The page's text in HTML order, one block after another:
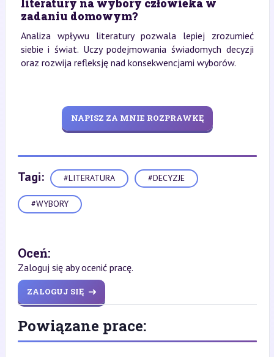
literatury na wybory człowieka w
zadaniu domowym?
Analiza wpływu literatury pozwala lepiej zrozumieć
siebie i świat. Uczy podejmowania świadomych decyzji
oraz rozwija refleksję nad konsekwencjami wyborów.
NAPISZ ZA MNIE ROZPRAWKĘ
Tagi: #LITERATURA #DECYZJE
#WYBORY
Oceń:
Zaloguj się aby ocenić pracę.
ZALOGUJ SIĘ
Powiązane prace: